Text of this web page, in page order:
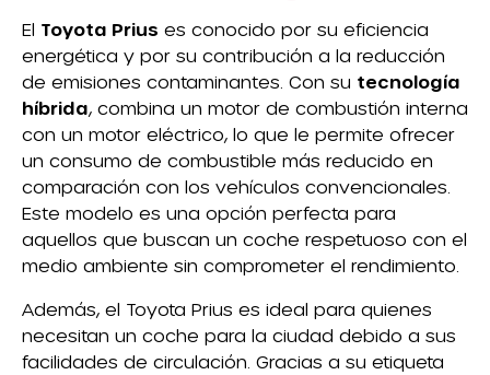
El Toyota Prius es conocido por su eficiencia
energética y por su contribución a la reducción
de emisiones contaminantes. Con su tecnología
híbrida, combina un motor de combustión interna
con un motor eléctrico, lo que le permite ofrecer
un consumo de combustible más reducido en
comparación con los vehículos convencionales.
Este modelo es una opción perfecta para
aquellos que buscan un coche respetuoso con el
medio ambiente sin comprometer el rendimiento.
Además, el Toyota Prius es ideal para quienes
necesitan un coche para la ciudad debido a sus
facilidades de circulación. Gracias a su etiqueta